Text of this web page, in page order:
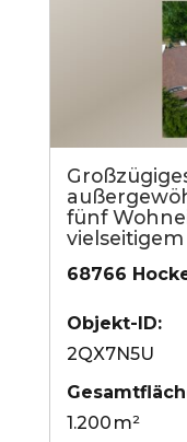
fünf
68766
Objekt-ID:
2QX7N5U
1.200 m²